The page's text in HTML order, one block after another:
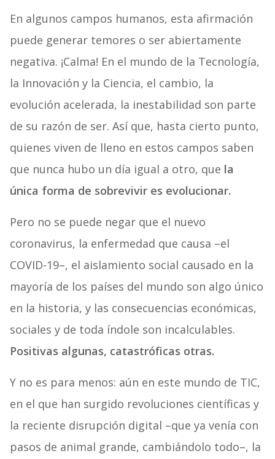
En algunos campos humanos, esta afirmación
puede generar temores o ser abiertamente
negativa. ¡Calma! En el mundo de la Tecnología,
la Innovación y la Ciencia, el cambio, la
evolución acelerada, la inestabilidad son parte
de su razón de ser. Así que, hasta cierto punto,
quienes viven de lleno en estos campos saben
que nunca hubo un día igual a otro, que la
única forma de sobrevivir es evolucionar.
Pero no se puede negar que el nuevo
coronavirus, la enfermedad que causa –el
COVID-19–, el aislamiento social causado en la
mayoría de los países del mundo son algo único
en la historia, y las consecuencias económicas,
sociales y de toda índole son incalculables.
Positivas algunas, catastróficas otras.
Y no es para menos: aún en este mundo de TIC,
en el que han surgido revoluciones científicas y
la reciente disrupción digital –que ya venía con
pasos de animal grande, cambiándolo todo–, la